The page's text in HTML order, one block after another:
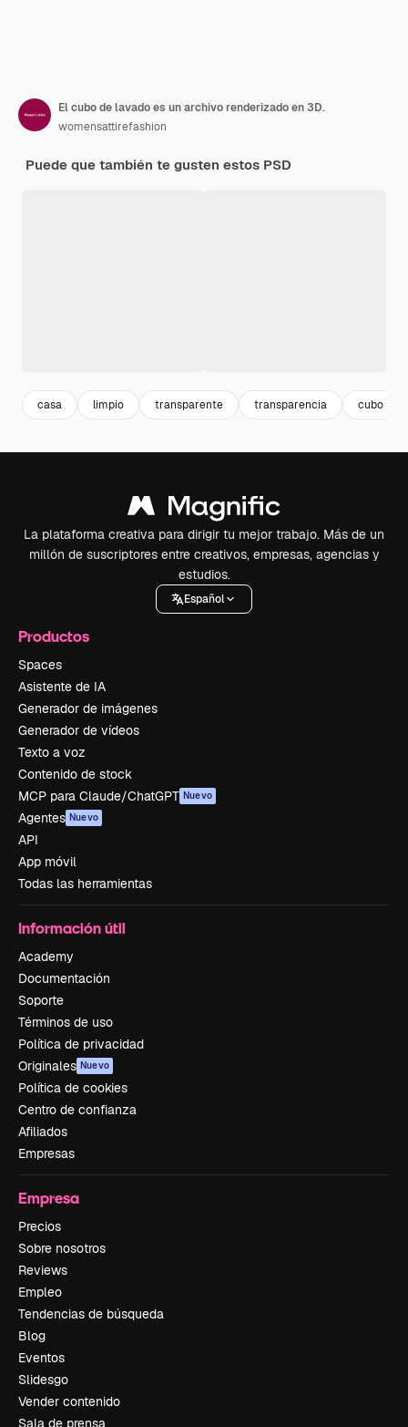
El cubo de lavado es un archivo renderizado en 3D.
womensattirefashion
Puede que también te gusten estos PSD
casa limpio transparente transparencia cubo
La plataforma creativa para dirigir tu mejor trabajo. Más de un
millón de suscriptores entre creativos, empresas, agencias y
estudios.
Español
Productos
Spaces
Asistente de IA
Generador de imágenes
Generador de vídeos
Texto a voz
Contenido de stock
MCP para Claude/ChatGPT Nuevo
Agentes Nuevo
API
App móvil
Todas las herramientas
Información útil
Academy
Documentación
Soporte
Términos de uso
Política de privacidad
Originales Nuevo
Política de cookies
Centro de confianza
Afiliados
Empresas
Empresa
Precios
Sobre nosotros
Reviews
Empleo
Tendencias de búsqueda
Blog
Eventos
Slidesgo
Vender contenido
Sala de prensa